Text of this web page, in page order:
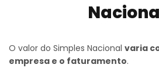
O valor do Simples Nacional varia
empresa e o faturamento.